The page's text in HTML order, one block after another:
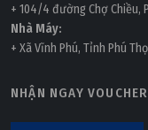
+ 104/4 đường Chợ Chiều,
Nhà Máy:
+ Xã Vĩnh Phú, Tỉnh Phú
NHẬN NGAY